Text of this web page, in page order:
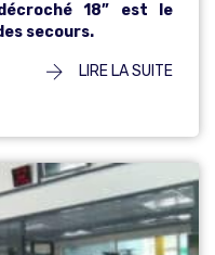
18” est le
secours.
LIRE LA SUITE